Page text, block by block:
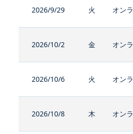
2026/9/29 火 オン
2026/10/2 金 オン
2026/10/6 火 オン
2026/10/8 木 オン